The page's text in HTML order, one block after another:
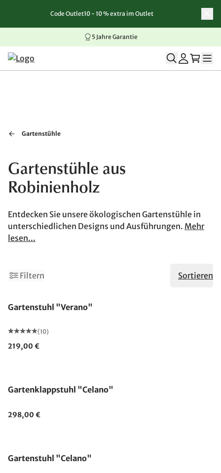
Zum Inhalt springen
Zur Navigation springen
Zum Seitenende springen
Code Outlet10 - 10 % extra im Outlet
5 Jahre Garantie
Gartenstühle
Gartenstühle aus
Robinienholz
Entdecken Sie unsere ökologischen Gartenstühle in
unterschiedlichen Designs und Ausführungen. Mehr
lesen...
Filtern Sortieren
Gartenstuhl "Verano"
(10)
219,00 €
Gartenklappstuhl "Celano"
298,00 €
Gartenstuhl "Celano"